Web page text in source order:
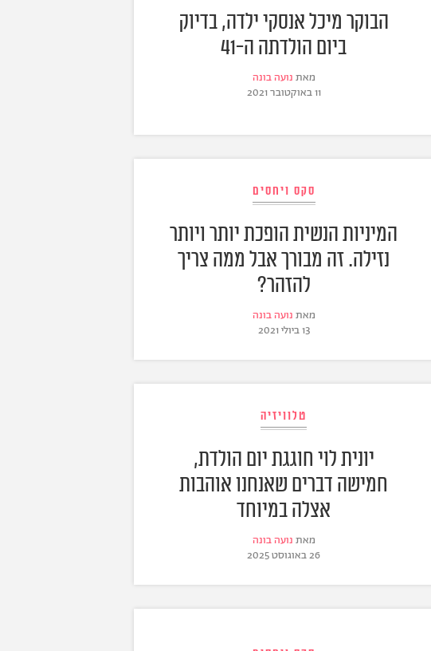
הבוקר מיכל אנסקי ילדה, בדיוק
ביום הולדתה ה-41
מאת נועה בונה
11 באוקטובר 2021
סקס ויחסים
המיניות הנשית הופכת יותר ויותר
נזילה. זה מבורך אבל ממה צריך
להזהר?
מאת נועה בונה
13 ביולי 2021
טלוויזיה
יונית לוי חוגגת יום הולדת,
חמישה דברים שאנחנו אוהבות
אצלה במיוחד
מאת נועה בונה
26 באוגוסט 2025